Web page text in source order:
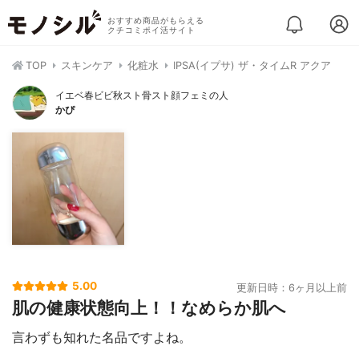
おすすめ商品がもらえる
クチコミポイ活サイト
TOP スキンケア 化粧水 IPSA(イプサ) ザ・タイムR アクア
イエベ春ビビ秋スト骨スト顔フェミの人
かぴ
5.00 更新日時：6ヶ月以上前
肌の健康状態向上！！なめらか肌へ
言わずも知れた名品ですよね。